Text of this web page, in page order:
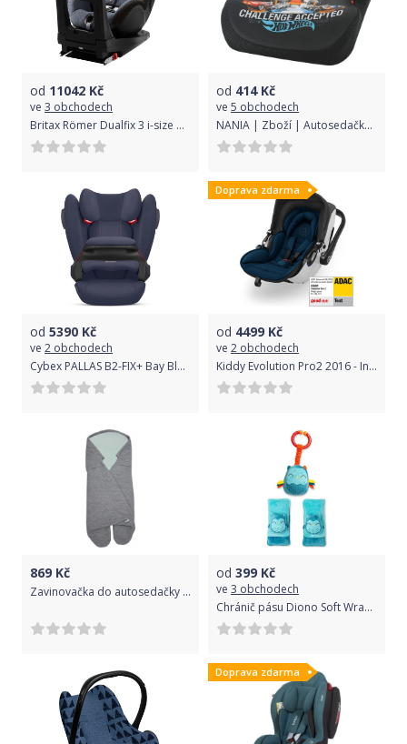
od 11042 Kč
ve 3 obchodech
Britax Römer Dualfix 3 i-size Bundle Flex iSense Blue Marble 2021
od 414Kč
ve 5 obchodech
NANIA | Zboží | Autosedačka-podsedák Nania Topo Comfort Hot Wheels blue 2020 | Modrá |
od 5390 Kč
ve 2 obchodech
Cybex PALLAS B2-FIX+ Bay Blue 2021
Doprava zdarma
od 4499 Kč
ve 2 obchodech
Kiddy Evolution Pro2 2016 - Indigo Blue 2021
869 Kč
Zavinovačka do autosedačky Eko Grey/Turquoise 2021
od 399 Kč
ve 3 obchodech
Chránič pásu Diono Soft Wraps™ & Toy Owl 2020
Doprava zdarma